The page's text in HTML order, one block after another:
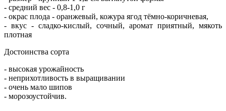
- средний вес - 0,8-1,0 г
- окрас плода - оранжевый, кожура ягод тёмно-коричневая,
- вкус - сладко-кислый, сочный, аромат приятный, мякоть
плотная
Достоинства сорта
- высокая урожайность
- неприхотливость в выращивании
- очень мало шипов
- морозоустойчив.